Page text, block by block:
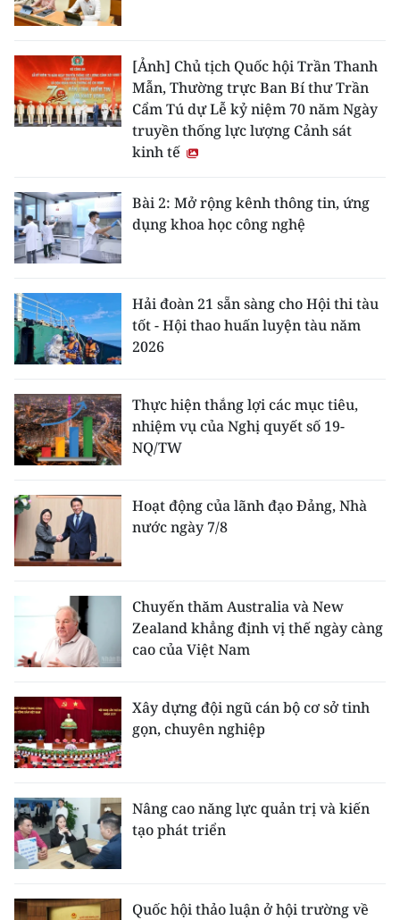
[Ảnh] Chủ tịch Quốc hội Trần Thanh
Mẫn, Thường trực Ban Bí thư Trần
Cẩm Tú dự Lễ kỷ niệm 70 năm Ngày
truyền thống lực lượng Cảnh sát
kinh tế
Bài 2: Mở rộng kênh thông tin, ứng
dụng khoa học công nghệ
Hải đoàn 21 sẵn sàng cho Hội thi tàu
tốt - Hội thao huấn luyện tàu năm
2026
Thực hiện thắng lợi các mục tiêu,
nhiệm vụ của Nghị quyết số 19-
NQ/TW
Hoạt động của lãnh đạo Đảng, Nhà
nước ngày 7/8
Chuyến thăm Australia và New
Zealand khẳng định vị thế ngày càng
cao của Việt Nam
Xây dựng đội ngũ cán bộ cơ sở tinh
gọn, chuyên nghiệp
Nâng cao năng lực quản trị và kiến
tạo phát triển
Quốc hội thảo luận ở hội trường về